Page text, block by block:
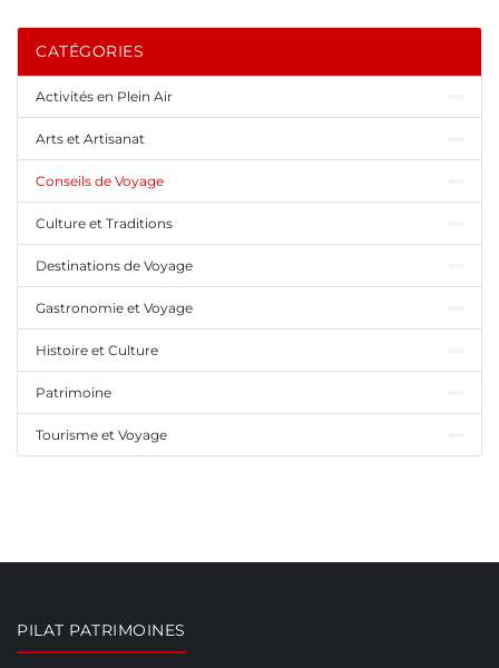
CATÉGORIES
Activités en Plein Air
Arts et Artisanat
Conseils de Voyage
Culture et Traditions
Destinations de Voyage
Gastronomie et Voyage
Histoire et Culture
Patrimoine
Tourisme et Voyage
PILAT PATRIMOINES